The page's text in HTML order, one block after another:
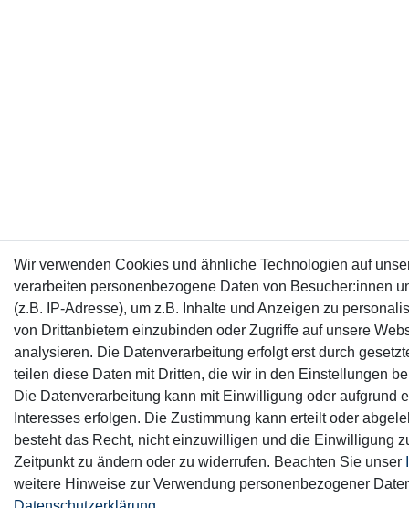
Wir verwenden Cookies und ähnliche Technologien auf
verarbeiten personenbezogene Daten von Besucher:innen
(z.B. IP-Adresse), um z.B. Inhalte und Anzeigen zu
von Drittanbietern einzubinden oder Zugriffe auf unsere
analysieren. Die Datenverarbeitung erfolgt erst durch
teilen diese Daten mit Dritten, die wir in den Einstellungen
Die Datenverarbeitung kann mit Einwilligung oder aufgrund
Interesses erfolgen. Die Zustimmung kann erteilt oder
besteht das Recht, nicht einzuwilligen und die Einwilligung
Zeitpunkt zu ändern oder zu widerrufen. Beachten Sie unser
weitere Hinweise zur Verwendung personenbezogener